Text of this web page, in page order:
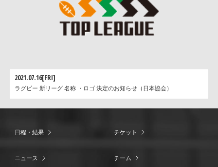
2021.07.16[FRI]
ラグビー 新リーグ 名称 ・ロゴ 決定のお知らせ（日本協会）
日程・結果 チケット
ニュース チーム